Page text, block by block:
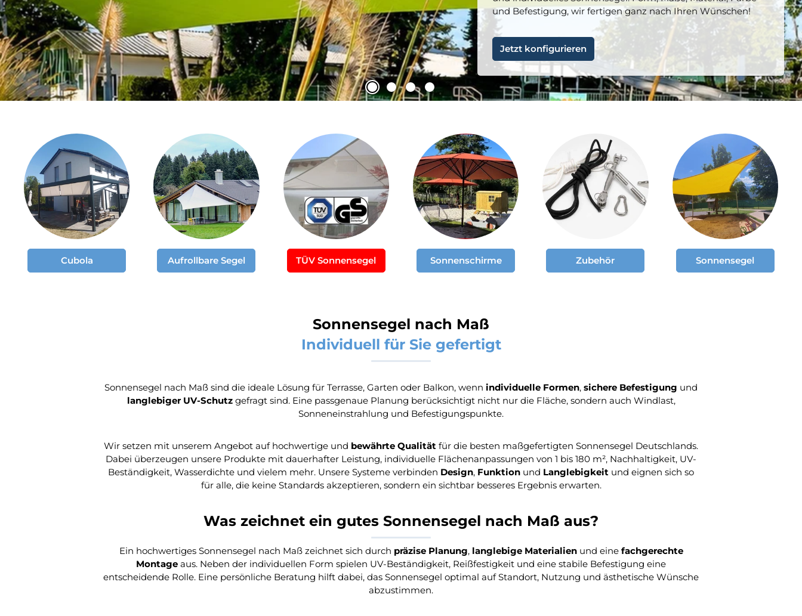
und Befestigung, wir fertigen ganz nach Ihren Wünschen!
Jetzt konfigurieren
Cubola Aufrollbare Segel TÜV Sonnensegel Sonnenschirme Zubehör Sonnensegel
Sonnensegel nach Maß
Individuell für Sie gefertigt
Sonnensegel nach Maß sind die ideale Lösung für Terrasse, Garten oder Balkon, wenn individuelle Formen, sichere Befestigung und
langlebiger UV-Schutzgefragt sind. Eine passgenaue Planung berücksichtigt nicht nur die Fläche, sondern auch Windlast,
Sonneneinstrahlung und Befestigungspunkte.
Wir setzen mit unserem Angebot auf hochwertige und bewährte Qualität für die besten maßgefertigten Sonnensegel Deutschlands.
Dabei überzeugen unsere Produkte mit dauerhafter Leistung, individuelle Flächenanpassungen von 1 bis 180 m², Nachhaltigkeit, UV-
Beständigkeit, Wasserdichte und vielem mehr. Unsere Systeme verbinden Design, Funktion und Langlebigkeit und eignen sich so
für alle, die keine Standards akzeptieren, sondern ein sichtbar besseres Ergebnis erwarten.
Was zeichnet ein gutes Sonnensegel nach Maß aus?
Ein hochwertiges Sonnensegel nach Maß zeichnet sich durch präzise Planung, langlebige Materialienund eine fachgerechte
Montage aus. Neben der individuellen Form spielen UV-Beständigkeit, Reißfestigkeit und eine stabile Befestigung eine
entscheidende Rolle. Eine persönliche Beratung hilft dabei, das Sonnensegel optimal auf Standort, Nutzung und ästhetische Wünsche
abzustimmen.